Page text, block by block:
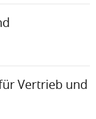
Vertrieb und